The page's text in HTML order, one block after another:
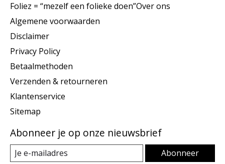
Foliez = “mezelf een folieke doen”Over ons
Algemene voorwaarden
Disclaimer
Privacy Policy
Betaalmethoden
Verzenden & retourneren
Klantenservice
Sitemap
Abonneer je op onze nieuwsbrief
Abonneer